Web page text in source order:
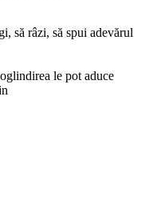
să râzi, să spui adevărul
le pot aduce